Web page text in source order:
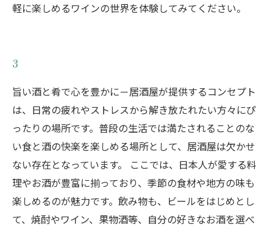
軽に楽しめるワインの世界を体験してみてください。
3
旨い酒と肴で心を豊かに－居酒屋が提供するコンセプト
は、日常の疲れやストレスから解き放たれたい方々にぴ
ったりの場所です。普段の生活では満たされることのな
い食と酒の快楽を楽しめる場所として、居酒屋は欠かせ
ない存在となっています。 ここでは、日本人が愛する料
理やお酒が豊富に揃っており、季節の食材や地方の味も
楽しめるのが魅力です。飲み物も、ビールをはじめとし
て、焼酎やワイン、果物酒等、自分の好きなお酒を選べ